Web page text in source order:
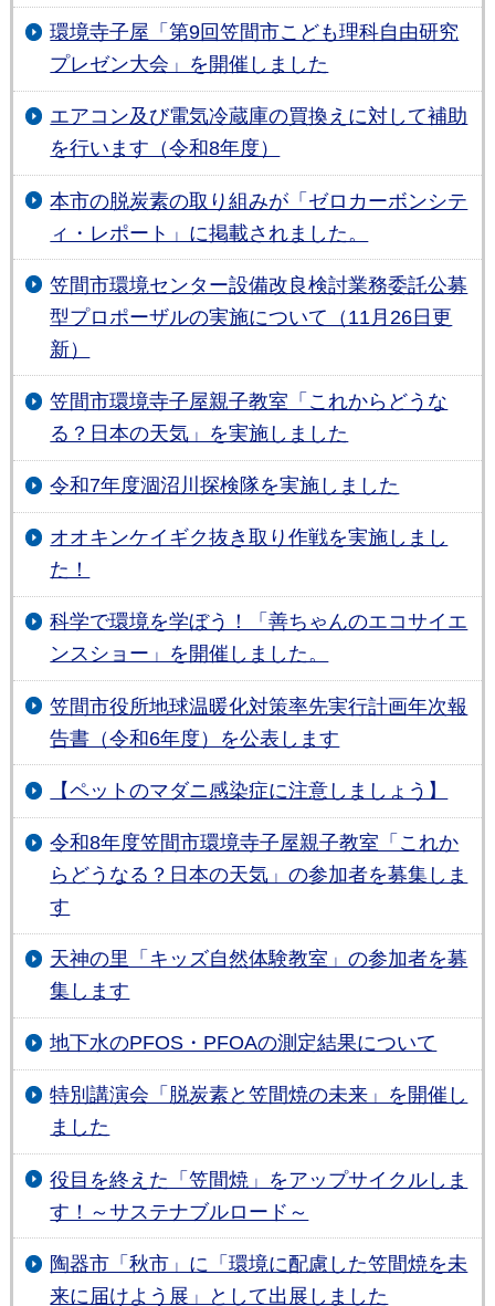
環境寺子屋「第9回笠間市こども理科自由研究
プレゼン大会」を開催しました
エアコン及び電気冷蔵庫の買換えに対して補助
を行います（令和8年度）
本市の脱炭素の取り組みが「ゼロカーボンシテ
ィ・レポート」に掲載されました。
笠間市環境センター設備改良検討業務委託公募
型プロポーザルの実施について（11月26日更
新）
笠間市環境寺子屋親子教室「これからどうな
る？日本の天気」を実施しました
令和7年度涸沼川探検隊を実施しました
オオキンケイギク抜き取り作戦を実施しまし
た！
科学で環境を学ぼう！「善ちゃんのエコサイエ
ンスショー」を開催しました。
笠間市役所地球温暖化対策率先実行計画年次報
告書（令和6年度）を公表します
【ペットのマダニ感染症に注意しましょう】
令和8年度笠間市環境寺子屋親子教室「これか
らどうなる？日本の天気」の参加者を募集しま
す
天神の里「キッズ自然体験教室」の参加者を募
集します
地下水のPFOS・PFOAの測定結果について
特別講演会「脱炭素と笠間焼の未来」を開催し
ました
役目を終えた「笠間焼」をアップサイクルしま
す！～サステナブルロード～
陶器市「秋市」に「環境に配慮した笠間焼を未
来に届けよう展」として出展しました